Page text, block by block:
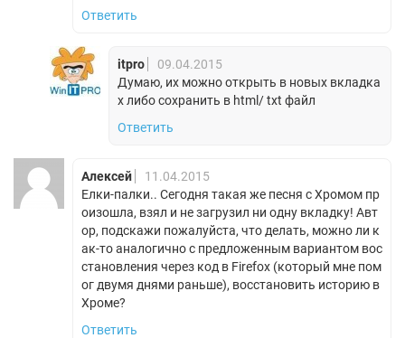
Ответить
itpro
09.04.2015
Думаю, их можно открыть в новых вкладка
х либо сохранить в html/ txt файл
Ответить
Алексей
11.04.2015
Елки-палки.. Сегодня такая же песня с Хромом пр
оизошла, взял и не загрузил ни одну вкладку! Авт
ор, подскажи пожалуйста, что делать, можно ли к
ак-то аналогично с предложенным вариантом вос
становления через код в Firefox (который мне пом
ог двумя днями раньше), восстановить историю в
Хроме?
Ответить